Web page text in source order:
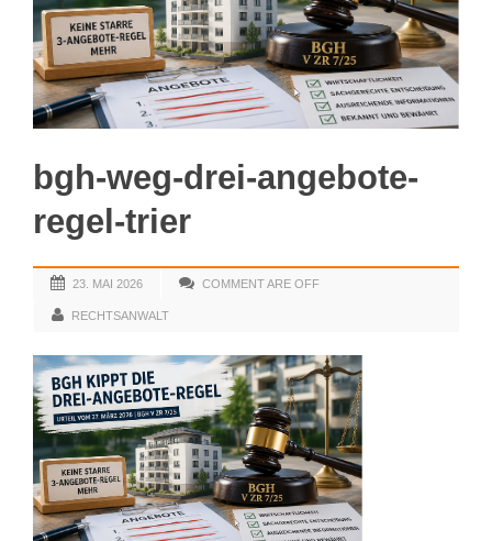
bgh-weg-drei-angebote-
regel-trier
23. MAI 2026 COMMENT ARE OFF
RECHTSANWALT